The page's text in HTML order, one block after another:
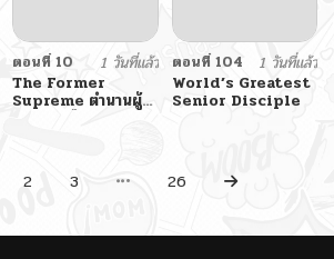
ตอนที่ 10
1 วันที่แล้ว
The Former
Supreme ตำนานผู้ไร้
ตอนที่ 104
1 วันที่แล้ว
World’s Greatest
Senior Disciple
2 3 26